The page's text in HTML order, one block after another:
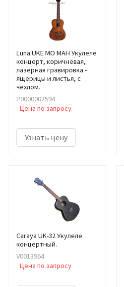
Luna UKE MO MAH Укулеле
концерт, коричневая,
лазерная гравировка -
ящерицы и листья, с
чехлом.
Р0000002594
Цена по запросу
Узнать цену
Caraya UK-32 Укулеле
концертный.
V0013964
Цена по запросу